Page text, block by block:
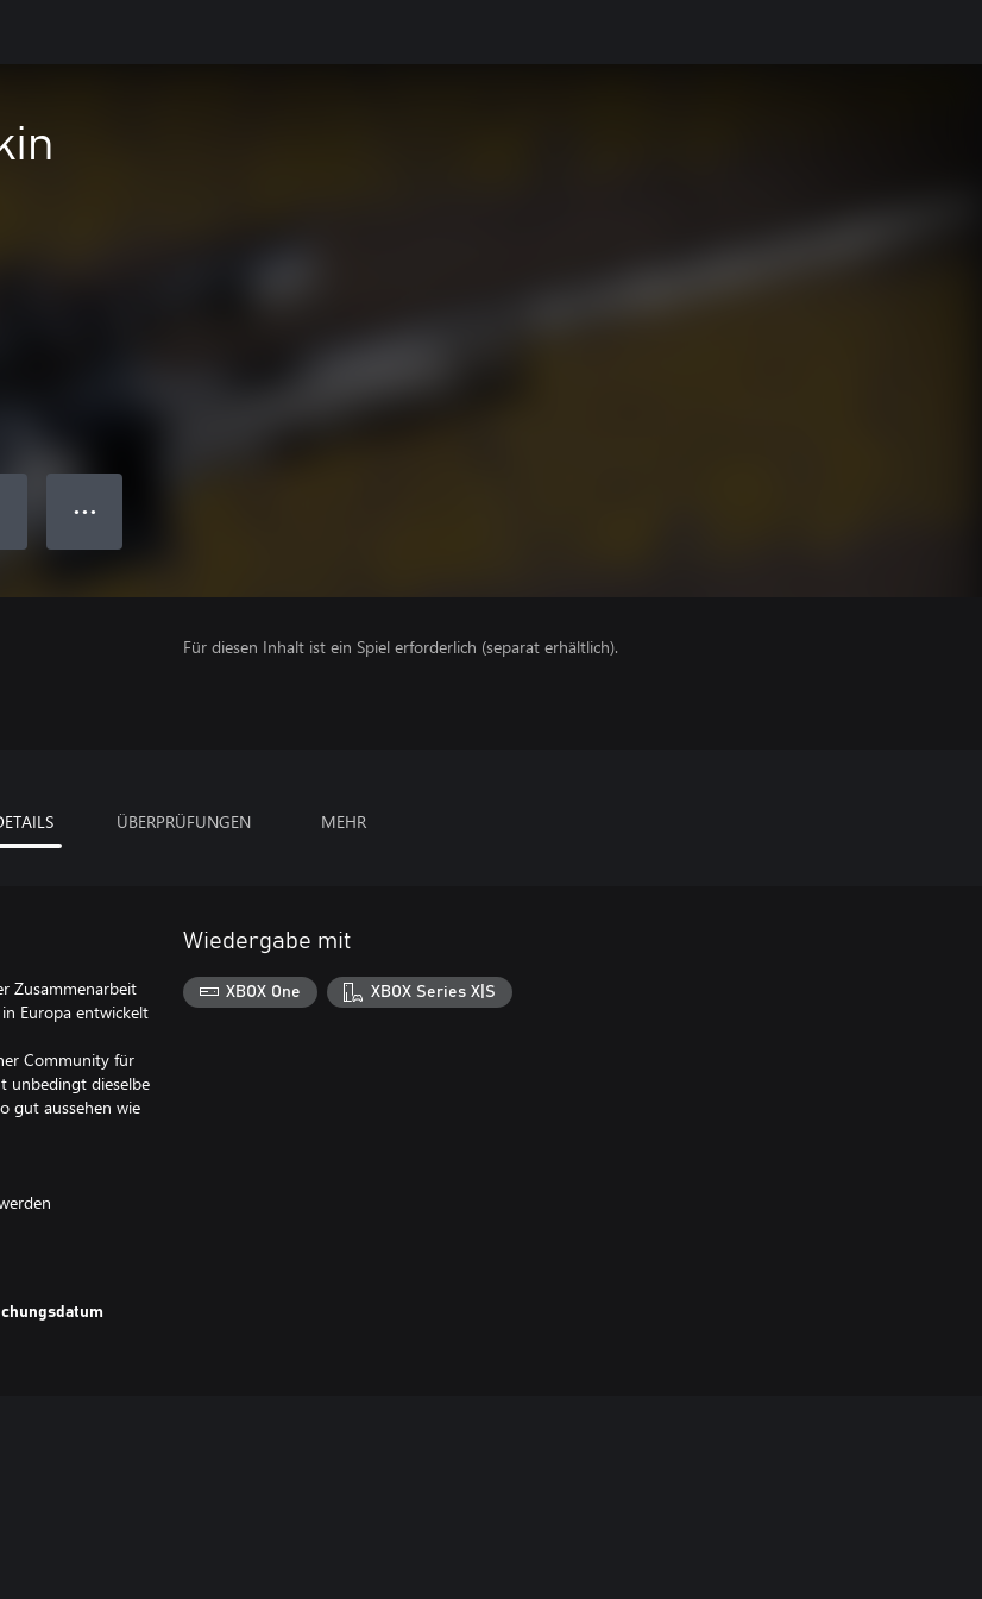
● ● ●
Für diesen Inhalt ist ein Spiel erforderlich (separat erhältlich).
ÜBERPRÜFUNGEN MEHR
Zusammenarbeit
Europa entwickelt
Community für
unbedingt dieselbe
gut aussehen wie
Wiedergabe mit
XBOX One XBOX Series X|S